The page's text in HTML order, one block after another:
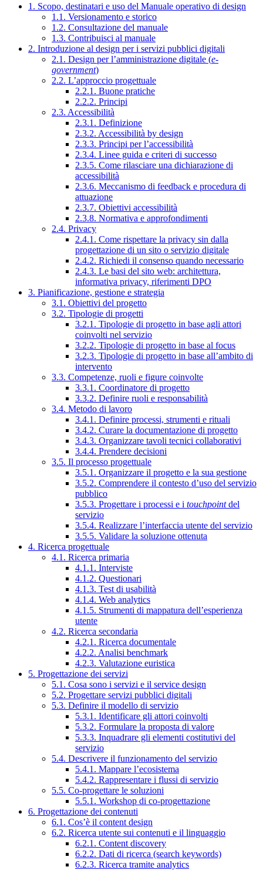
1. Scopo, destinatari e uso del Manuale operativo di design
1.1. Versionamento e storico
1.2. Consultazione del manuale
1.3. Contribuisci al manuale
2. Introduzione al design per i servizi pubblici digitali
2.1. Design per l’amministrazione digitale (e-
government)
2.2. L’approccio progettuale
2.2.1. Buone pratiche
2.2.2. Principi
2.3. Accessibilità
2.3.1. Definizione
2.3.2. Accessibilità by design
2.3.3. Principi per l’accessibilità
2.3.4. Linee guida e criteri di successo
2.3.5. Come rilasciare una dichiarazione di
accessibilità
2.3.6. Meccanismo di feedback e procedura di
attuazione
2.3.7. Obiettivi accessibilità
2.3.8. Normativa e approfondimenti
2.4. Privacy
2.4.1. Come rispettare la privacy sin dalla
progettazione di un sito o servizio digitale
2.4.2. Richiedi il consenso quando necessario
2.4.3. Le basi del sito web: architettura,
informativa privacy, riferimenti DPO
3. Pianificazione, gestione e strategia
3.1. Obiettivi del progetto
3.2. Tipologie di progetti
3.2.1. Tipologie di progetto in base agli attori
coinvolti nel servizio
3.2.2. Tipologie di progetto in base al focus
3.2.3. Tipologie di progetto in base all’ambito di
intervento
3.3. Competenze, ruoli e figure coinvolte
3.3.1. Coordinatore di progetto
3.3.2. Definire ruoli e responsabilità
3.4. Metodo di lavoro
3.4.1. Definire processi, strumenti e rituali
3.4.2. Curare la documentazione di progetto
3.4.3. Organizzare tavoli tecnici collaborativi
3.4.4. Prendere decisioni
3.5. Il processo progettuale
3.5.1. Organizzare il progetto e la sua gestione
3.5.2. Comprendere il contesto d’uso del servizio
pubblico
3.5.3. Progettare i processi e i touchpointdel
servizio
3.5.4. Realizzare l’interfaccia utente del servizio
3.5.5. Validare la soluzione ottenuta
4. Ricerca progettuale
4.1. Ricerca primaria
4.1.1. Interviste
4.1.2. Questionari
4.1.3. Test di usabilità
4.1.4. Web analytics
4.1.5. Strumenti di mappatura dell’esperienza
utente
4.2. Ricerca secondaria
4.2.1. Ricerca documentale
4.2.2. Analisi benchmark
4.2.3. Valutazione euristica
5. Progettazione dei servizi
5.1. Cosa sono i servizi e il service design
5.2. Progettare servizi pubblici digitali
5.3. Definire il modello di servizio
5.3.1. Identificare gli attori coinvolti
5.3.2. Formulare la proposta di valore
5.3.3. Inquadrare gli elementi costitutivi del
servizio
5.4. Descrivere il funzionamento del servizio
5.4.1. Mappare l’ecosistema
5.4.2. Rappresentare i flussi di servizio
5.5. Co-progettare le soluzioni
5.5.1. Workshop di co-progettazione
6. Progettazione dei contenuti
6.1. Cos’è il content design
6.2. Ricerca utente sui contenuti e il linguaggio
6.2.1. Content discovery
6.2.2. Dati di ricerca (search keywords)
6.2.3. Ricerca tramite analytics